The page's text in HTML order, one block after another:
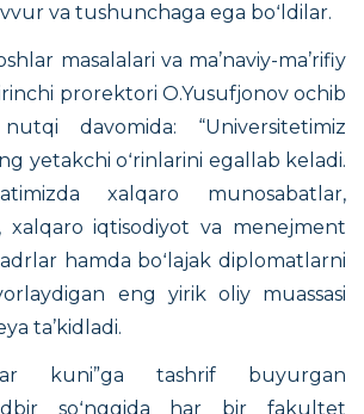
va tushunchaga ega boʻldilar.
masalalari va ma’naviy-ma’rifiy
prorektori O.Yusufjonov ochib
davomida: “Universitetimiz
yetakchi oʻrinlarini egallab keladi.
xalqaro munosabatlar,
iqtisodiyot va menejment
hamda boʻlajak diplomatlarni
eng yirik oliy muassasi
ta’kidladi.
kuni”ga tashrif buyurgan
soʻnggida har bir fakultet